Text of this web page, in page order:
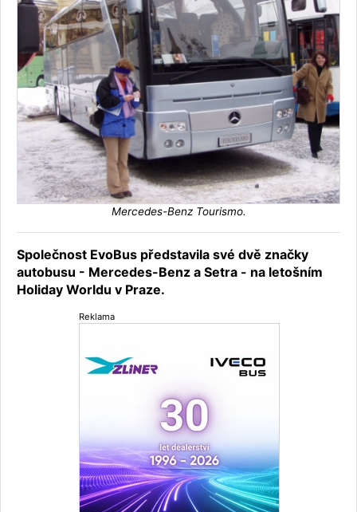
Mercedes-Benz Tourismo.
Společnost EvoBus představila své dvě značky
autobusu - Mercedes-Benz a Setra - na letošním
Holiday Worldu v Praze.
Reklama